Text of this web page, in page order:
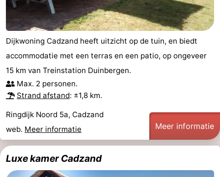
Domburg
Zoutelande
-
Middelburg
Zeeuws-
Vlaanderen
-
Breskens
-
Sluis
-
Cadzand
-
Dijkwoning Cadzand heeft uitzicht op de tuin, en biedt
accommodatie met een terras en een patio, op ongeveer
15 km van Treinstation Duinbergen.
Max. 2 personen.
Strand afstand: ±1,8 km.
Ringdijk Noord 5a, Cadzand
web. Meer informatie Meer informatie
Luxe kamer Cadzand